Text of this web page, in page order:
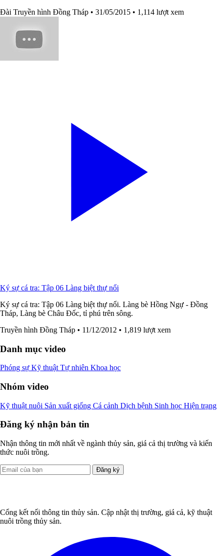
Đài Truyền hình Đồng Tháp • 31/05/2015 • 1,114 lượt xem
Ký sự cá tra: Tập 06 Làng biệt thự nổi
Ký sự cá tra: Tập 06 Làng biệt thự nổi. Làng bè Hồng Ngự - Đồng
Tháp, Làng bè Châu Đốc, tỉ phú trên sông.
Truyền hình Đồng Tháp • 11/12/2012 • 1,819 lượt xem
Danh mục video
Phóng sự Kỹ thuật Tự nhiên Khoa học
Nhóm video
Kỹ thuật nuôi Sản xuất giống Cá cảnh Dịch bệnh Sinh học Hiện trạng
Đăng ký nhận bản tin
Nhận thông tin mới nhất về ngành thủy sản, giá cả thị trường và kiến
thức nuôi trồng.
Đăng ký
Cổng kết nối thông tin thủy sản. Cập nhật thị trường, giá cả, kỹ thuật
nuôi trồng thủy sản.